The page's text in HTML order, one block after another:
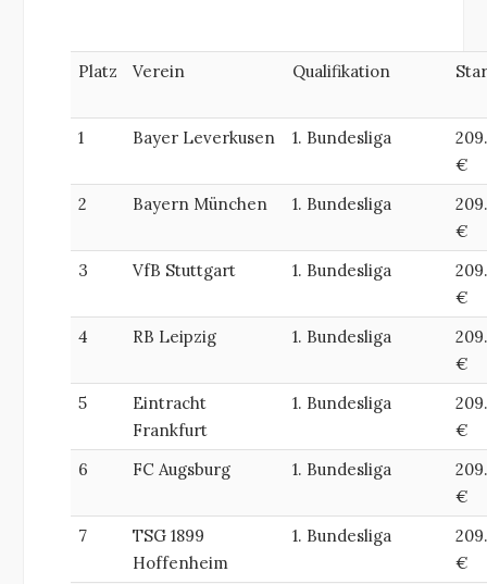
Platz Verein Qualifikation
1 Bayer Leverkusen 1. Bundesliga
€
2
Bayern München 1. Bundesliga
€
3
VfB Stuttgart 1. Bundesliga
€
4
RB Leipzig 1. Bundesliga
€
5
Eintracht
Frankfurt
1. Bundesliga
€
6
FC Augsburg 1. Bundesliga
€
7
TSG 1899
Hoffenheim
1. Bundesliga
€